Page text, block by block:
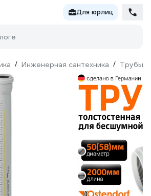
Для юрлиц
/ Инженерная сантехника / Трубы